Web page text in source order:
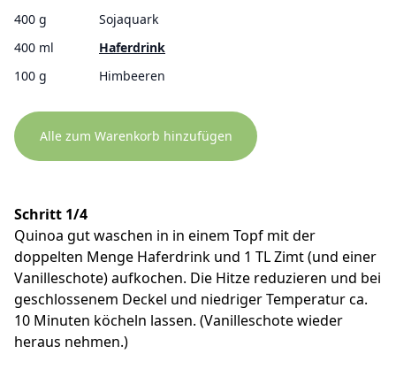
400 g
Sojaquark
400 ml
Haferdrink
100 g
Himbeeren
Alle zum Warenkorb hinzufügen
Schritt 1/4
Quinoa gut waschen in in einem Topf mit der
doppelten Menge Haferdrink und 1 TL Zimt (und einer
Vanilleschote) aufkochen. Die Hitze reduzieren und bei
geschlossenem Deckel und niedriger Temperatur ca.
10 Minuten köcheln lassen. (Vanilleschote wieder
heraus nehmen.)